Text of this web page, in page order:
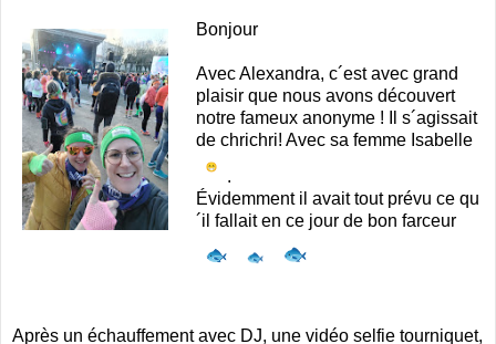
Bonjour
Avec Alexandra, c´est avec grand
plaisir que nous avons découvert
notre fameux anonyme ! Il s´agissait
de chrichri! Avec sa femme Isabelle
.
Évidemment il avait tout prévu ce qu
´il fallait en ce jour de bon farceur
Après un échauffement avec DJ, une vidéo selfie tourniquet,